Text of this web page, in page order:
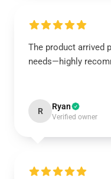
The product arrived
needs—highly
R Ryan
Verified owner